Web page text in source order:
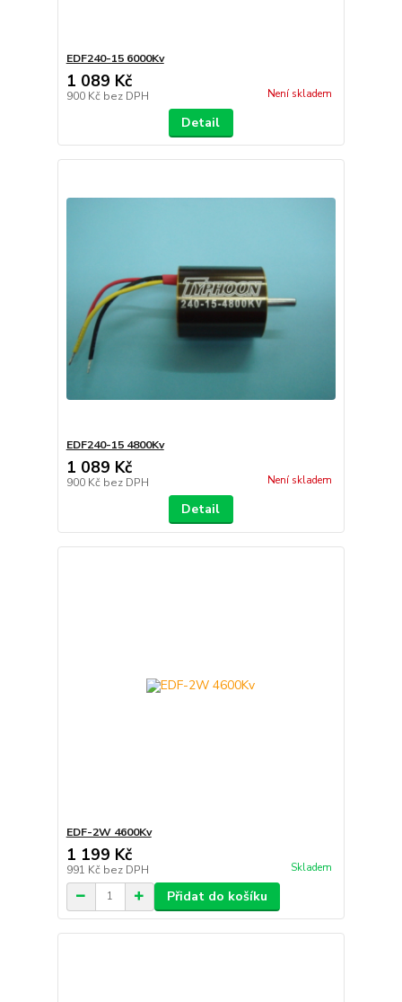
EDF240-15 6000Kv
1 089 Kč
900 Kč bez DPH Není skladem
Detail
EDF240-15 4800Kv
1 089 Kč
900 Kč bez DPH Není skladem
Detail
EDF-2W 4600Kv
1 199 Kč
991 Kč bez DPH Skladem
Přidat do košíku